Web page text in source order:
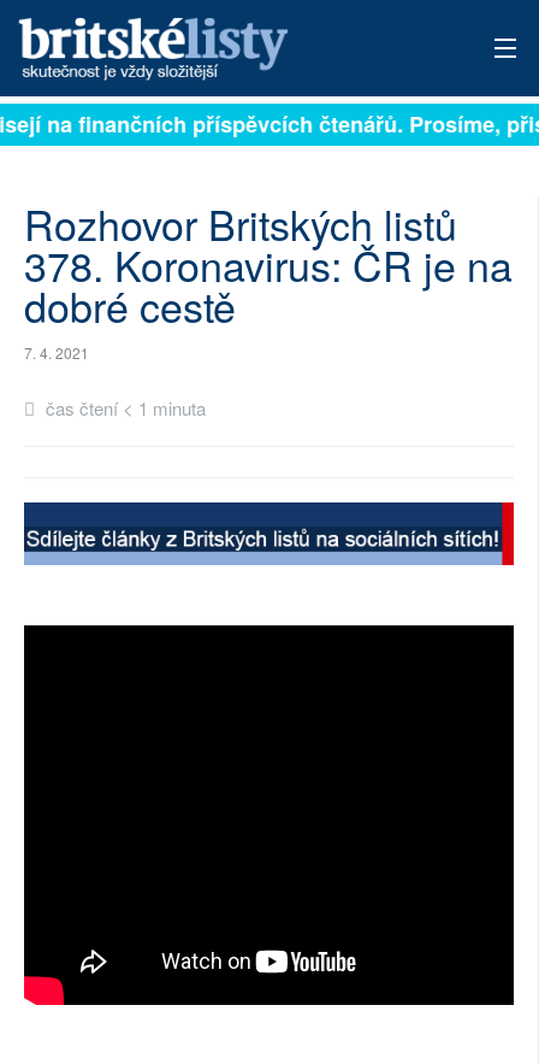
PŘIHLÁSIT
ARCHIV
ROZHOVORY
TÉMATA
NEJČTENĚJŠÍ ZA 7 DNÍ
SOCIÁLNÍ SÍTĚ
RUBRIKY
na finančních příspěvcích čtenářů. Prosíme,
Rozhovor Britských listů
378. Koronavirus: ČR je na
dobré cestě
7. 4. 2021
čas čtení < 1 minuta